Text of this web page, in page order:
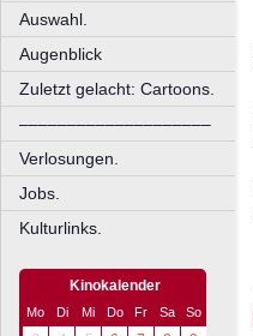
Auswahl.
Augenblick
Zuletzt gelacht: Cartoons.
––––––––––––––––––––
Verlosungen.
Jobs.
Kulturlinks.
Kinokalender
Mo Di Mi Do Fr Sa
So